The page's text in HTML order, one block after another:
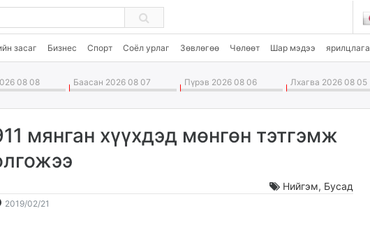
засаг Бизнес Спорт Соёл урлаг Зөвлөгөө Чөлөөт Шар мэдээ ярилцлага
08 08 Баасан 2026 08 07 Пүрэв 2026 08 06 Лхагва 2026 08 05
мянган хүүхдэд мөнгөн тэтгэмж
Нийгэм, Бусад
2019/02/21